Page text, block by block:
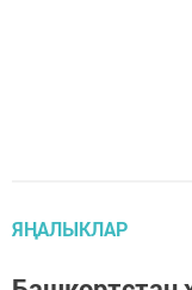
ЯҢАЛЫКЛАР